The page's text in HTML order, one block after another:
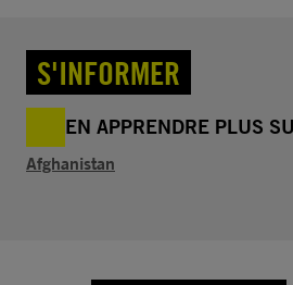
S'INFORMER
EN APPRENDRE PLUS
Afghanistan